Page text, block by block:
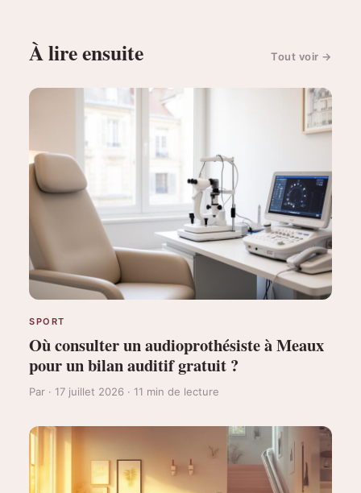
À lire ensuite Tout voir →
SPORT
Où consulter un audioprothésiste à Meaux
pour un bilan auditif gratuit ?
Par · 17 juillet 2026 · 11 min de lecture